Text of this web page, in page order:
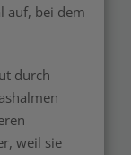
auf, bei dem
durch
weil sie